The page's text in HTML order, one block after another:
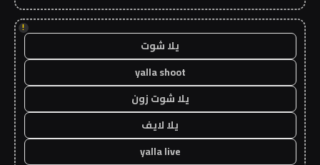
!
يلا شوت
yalla shoot
يلا شوت زون
يلا لايف
yalla live